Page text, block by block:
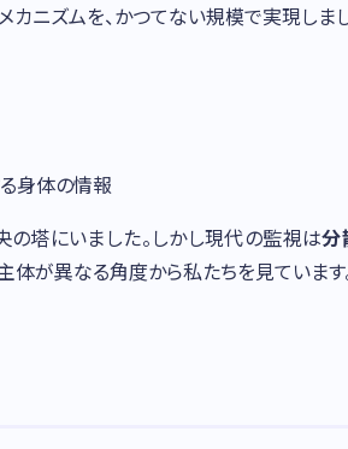
ニズムを、かつてない規模で実現しま
身体の情報
の塔にいました。しかし現代の監視は分
が異なる角度から私たちを見ています